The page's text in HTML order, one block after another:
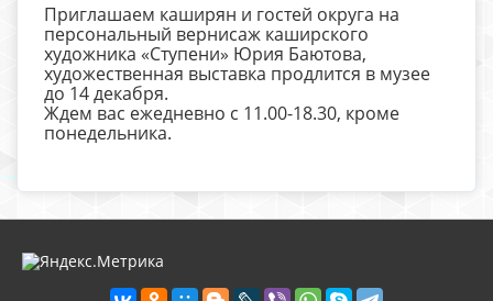
Приглашаем каширян и гостей округа на
персональный вернисаж каширского
художника «Ступени» Юрия Баютова,
художественная выставка продлится в музее
до 14 декабря.
Ждем вас ежедневно с 11.00-18.30, кроме
понедельника.